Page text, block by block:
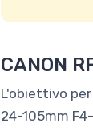
CANON
L'obiettivo
24-105mm